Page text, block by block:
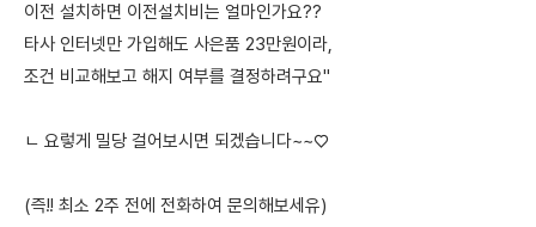
이전 설치하면 이전설치비는 얼마인가요??
타사 인터넷만 가입해도 사은품 23만원이라,
조건 비교해보고 해지 여부를 결정하려구요"
ㄴ 요렇게 밀당 걸어보시면 되겠습니다~~♡
(즉!! 최소 2주 전에 전화하여 문의해보세유)